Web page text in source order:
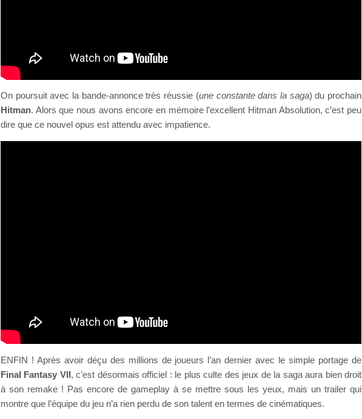
On poursuit avec la bande-annonce très réussie (une constante dans la saga) du prochain
Hitman. Alors que nous avons encore en mémoire l’excellent Hitman Absolution, c’est peu
dire que ce nouvel opus est attendu avec impatience.
ENFIN ! Après avoir déçu des millions de joueurs l’an dernier avec le simple portage de
Final Fantasy VII, c’est désormais officiel : le plus culte des jeux de la saga aura bien droit
à son remake ! Pas encore de gameplay à se mettre sous les yeux, mais un trailer qui
montre que l’équipe du jeu n’a rien perdu de son talent en termes de cinématiques.